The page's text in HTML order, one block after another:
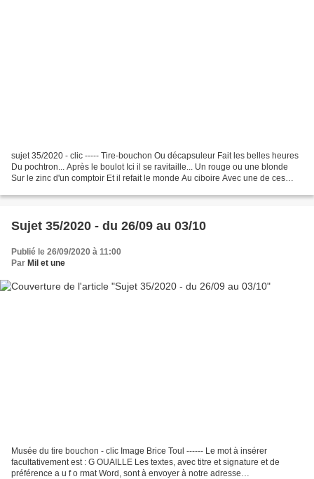
sujet 35/2020 - clic ----- Tire-bouchon Ou décapsuleur Fait les belles heures
Du pochtron... Après le boulot Ici il se ravitaille... Un rouge ou une blonde
Sur le zinc d'un comptoir Et il refait le monde Au ciboire Avec une de ces
Sujet 35/2020 - du 26/09 au 03/10
Publié le 26/09/2020 à 11:00
Par Mil et une
Musée du tire bouchon - clic Image Brice Toul ------ Le mot à insérer
facultativement est : G OUAILLE Les textes, avec titre et signature et de
préférence a u f o rmat Word, sont à envoyer à notre adresse